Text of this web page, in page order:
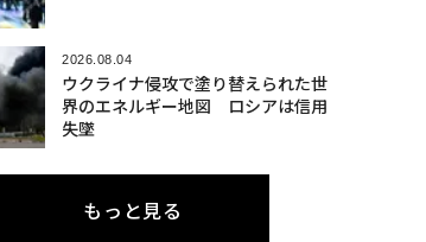
2026.08.04
ウクライナ侵攻で塗り替えられた世
界のエネルギー地図 ロシアは信用
失墜
もっと見る